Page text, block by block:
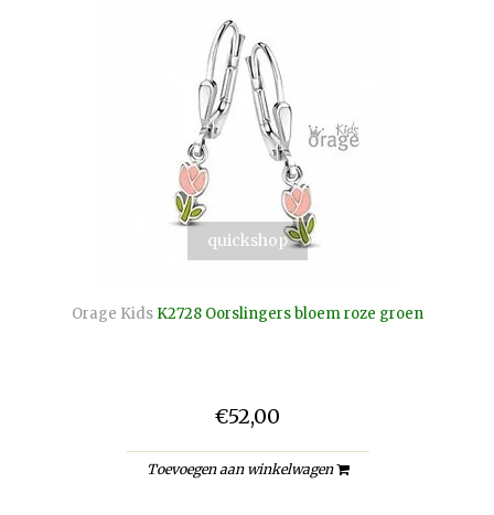
quickshop
Orage Kids K2728 Oorslingers bloem roze groen
€52,00
Toevoegen aan winkelwagen